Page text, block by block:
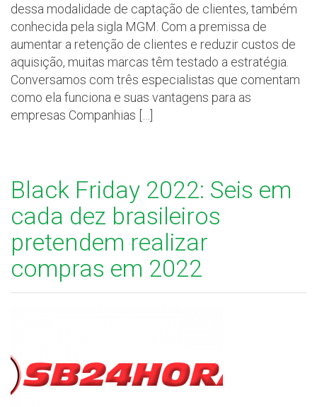
dessa modalidade de captação de clientes, também
conhecida pela sigla MGM. Com a premissa de
aumentar a retenção de clientes e reduzir custos de
aquisição, muitas marcas têm testado a estratégia.
Conversamos com três especialistas que comentam
como ela funciona e suas vantagens para as
empresas Companhias […]
Black Friday 2022: Seis em
cada dez brasileiros
pretendem realizar
compras em 2022